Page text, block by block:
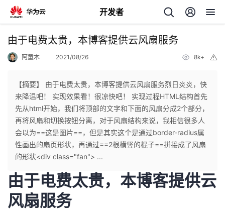
开发者
返
个
人
主
页
我
开
由于电费太贵，本博客提供云风扇服务
阿童木 2021/08/26 8k+
【摘要】 由于电费太贵，本博客提供云风扇服务烈日炎炎，快
来降温吧！ 实现效果看！很凉快吧！ 实现过程HTML结构首先
先从html开始，我们将顶部的文字和下面的风扇分成2个部分，
再将风扇和切换按钮分离，对于风扇结构来说，我相信很多人
会以为==这是图片==，但是其实这个是通过border-radius属
性画出的扇页形状，再通过==2根横竖的棍子==拼接成了风扇
的形状<div class="fan"> ...
由于电费太贵，本博客提供云
风扇服务